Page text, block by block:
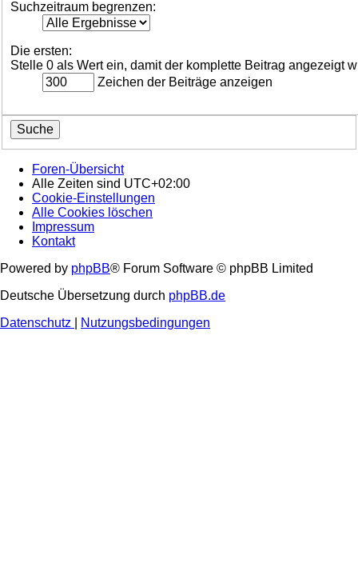
Suchzeitraum begrenzen:
Die ersten:
Stelle 0 als Wert ein, damit der komplette Beitrag angezeigt
Zeichen der Beiträge anzeigen
Foren-Übersicht
Alle Zeiten sind UTC+02:00
Cookie-Einstellungen
Alle Cookies löschen
Impressum
Kontakt
Powered by phpBB® Forum Software © phpBB Limited
Deutsche Übersetzung durch phpBB.de
Datenschutz
Nutzungsbedingungen